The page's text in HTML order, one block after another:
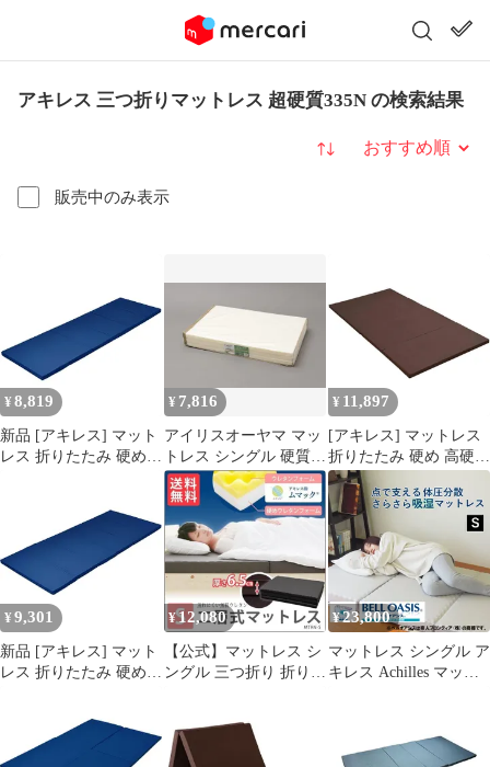
アキレス 三つ折りマットレス 超硬質335N の検索結果
販売中のみ表示
並び替え
¥ 8,819
新品 [アキレス] マット
レス 折りたたみ 硬め
60×長さ180㎝) 抗菌 消
臭 厚み4㎝ 車中泊 災害
ごろ寝 6つ折り コンパ
クト ネイビー MK6-
SSS NV
¥ 7,816
アイリスオーヤマ マッ
トレス シングル 硬質
三つ折り 厚さ4cm かた
めのウレタンで体を支
える K530476 IRIS
OHYAMA
¥ 11,897
[アキレス] マットレス
折りたたみ 硬め 高硬度
(190N) 腰痛 シングル
抗菌 消臭 厚み4㎝ 車中
泊 災害 ごろ寝 四つ折
り コンパクト ブラウン
MK4-S(BR)
¥ 9,301
新品 [アキレス] マット
レス 折りたたみ 硬め
180㎝) 抗菌 消臭 厚み4
㎝ 車中泊 災害 ごろ寝
¥12,080
【公式】マットレス シ
ングル 三つ折り 折りた
MTRN-S アイリスオー
ヤマ
¥23,800
マットレス シングル ア
キレス Achilles マット
機能付き 高反発 三つ折
り 180N 日本製 3つ折り